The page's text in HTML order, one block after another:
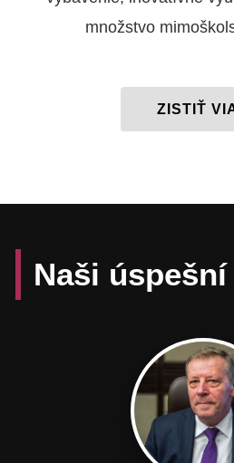
množstvo
ZISTIŤ
Naši